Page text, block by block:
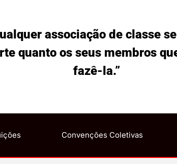
associação de classe
quanto os seus membros
fazê-la.”
Convenções Coletivas